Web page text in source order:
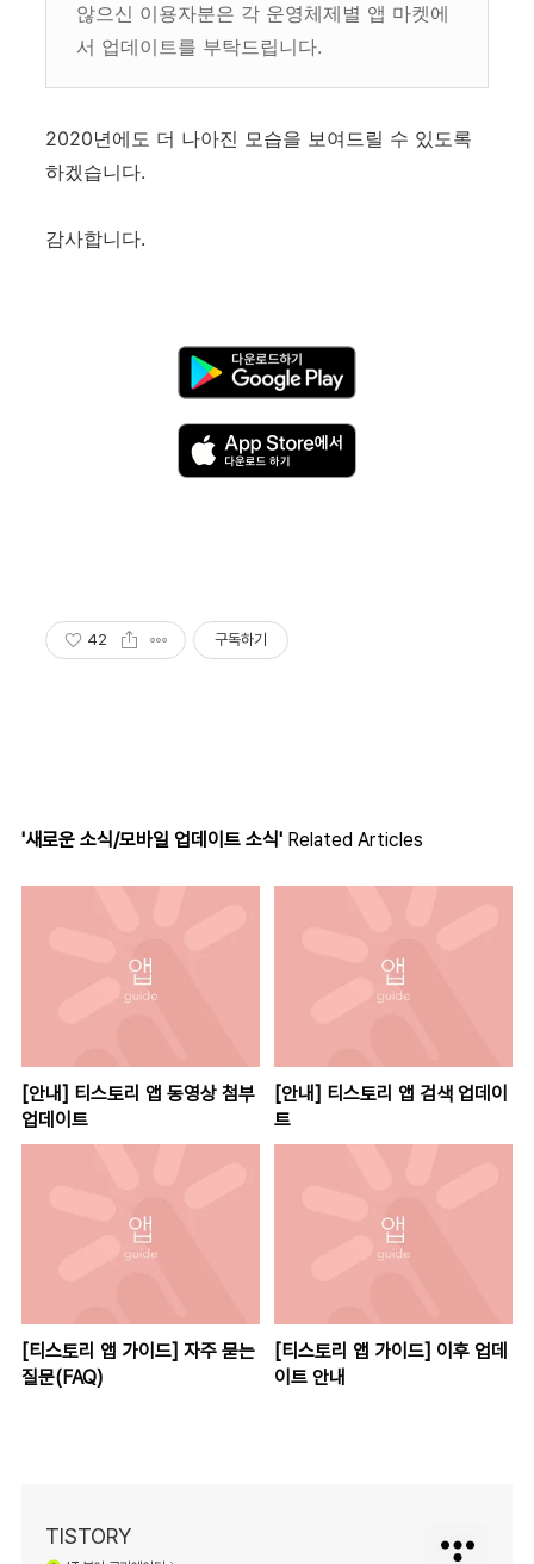
않으신 이용자분은 각 운영체제별 앱 마켓에
서 업데이트를 부탁드립니다.
2020년에도 더 나아진 모습을 보여드릴 수 있도록
하겠습니다.
감사합니다.
42 구독하기
'새로운 소식/모바일 업데이트 소식' Related Articles
[안내] 티스토리 앱 동영상 첨부
업데이트
[안내] 티스토리 앱 검색 업데이
트
[티스토리 앱 가이드] 자주 묻는
질문(FAQ)
[티스토리 앱 가이드] 이후 업데
이트 안내
TISTORY